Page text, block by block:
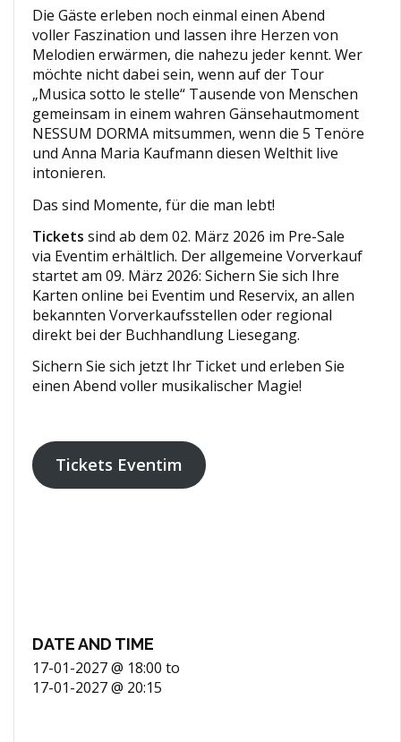
Die Gäste erleben noch einmal einen Abend
voller Faszination und lassen ihre Herzen von
Melodien erwärmen, die nahezu jeder kennt. Wer
möchte nicht dabei sein, wenn auf der Tour
„Musica sotto le stelle“ Tausende von Menschen
gemeinsam in einem wahren Gänsehautmoment
NESSUM DORMA mitsummen, wenn die 5 Tenöre
und Anna Maria Kaufmann diesen Welthit live
intonieren.
Das sind Momente, für die man lebt!
Tickets sind ab dem 02. März 2026 im Pre-Sale
via Eventim erhältlich. Der allgemeine Vorverkauf
startet am 09. März 2026: Sichern Sie sich Ihre
Karten online bei Eventim und Reservix, an allen
bekannten Vorverkaufsstellen oder regional
direkt bei der Buchhandlung Liesegang.
Sichern Sie sich jetzt Ihr Ticket und erleben Sie
einen Abend voller musikalischer Magie!
Tickets Eventim
DATE AND TIME
17-01-2027 @ 18:00 to
17-01-2027 @ 20:15